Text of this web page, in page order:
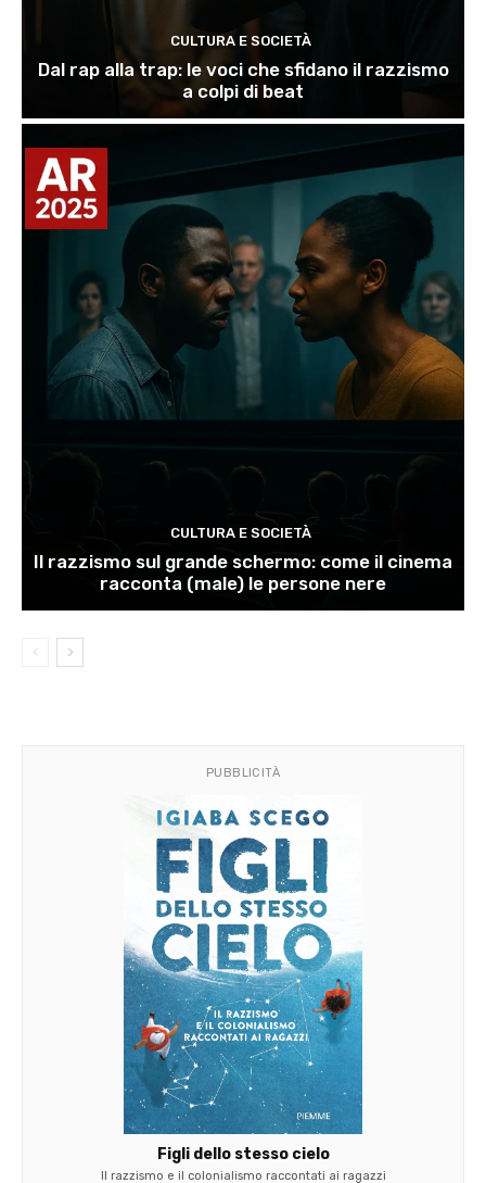
CULTURA E SOCIETÀ
Dal rap alla trap: le voci che sfidano il razzismo
a colpi di beat
CULTURA E SOCIETÀ
Il razzismo sul grande schermo: come il cinema
racconta (male) le persone nere
PUBBLICITÀ
Figli dello stesso cielo
Il razzismo e il colonialismo raccontati ai ragazzi